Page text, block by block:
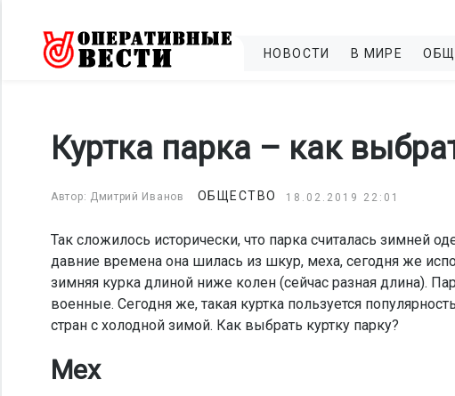
НОВОСТИ В МИРЕ
Куртка парка – как
Автор: Дмитрий Иванов ОБЩЕСТВО 18.02.2019 22:01
Так сложилось исторически, что парка считалась
давние времена она шилась из шкур, меха, сегодня же
зимняя курка длиной ниже колен (сейчас разная длина).
военные. Сегодня же, такая куртка пользуется
стран с холодной зимой. Как выбрать куртку парку?
Мех